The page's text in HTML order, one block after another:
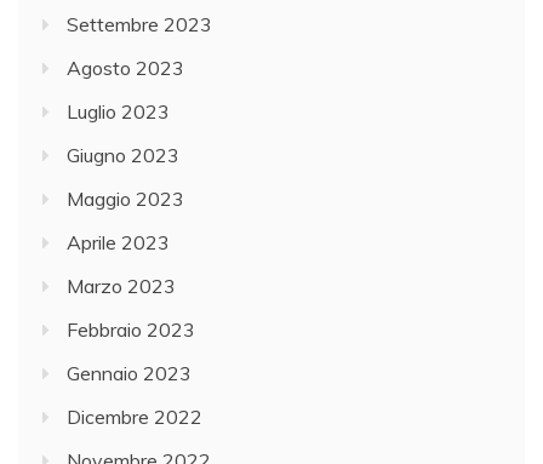
Settembre 2023
Agosto 2023
Luglio 2023
Giugno 2023
Maggio 2023
Aprile 2023
Marzo 2023
Febbraio 2023
Gennaio 2023
Dicembre 2022